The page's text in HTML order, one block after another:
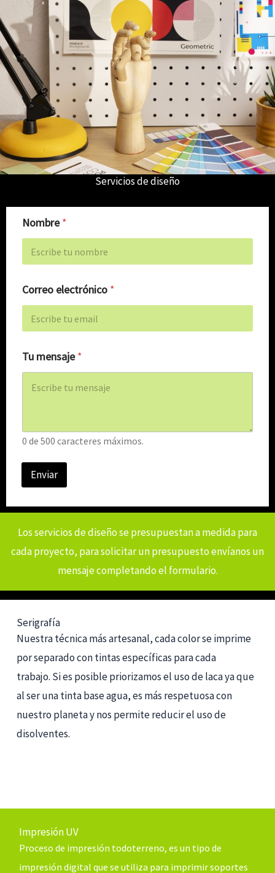
Servicios de diseño
Nombre*
Correo electrónico *
Tu mensaje*
0 de 500 caracteres máximos.
Enviar
Los servicios de diseño se presupuestan a medida para
cada proyecto, para solicitar un presupuesto envíanos un
mensaje completando el formulario.
Serigrafía
Nuestra técnica más artesanal, cada color se imprime
por separado con tintas específicas para cada
trabajo. Si es posible priorizamos el uso de laca ya que
al ser una tinta base agua, es más respetuosa con
nuestro planeta y nos permite reducir el uso de
disolventes.
Impresión UV
Proceso de impresión todoterreno, es un tipo de
impresión digital que se utiliza para imprimir soportes